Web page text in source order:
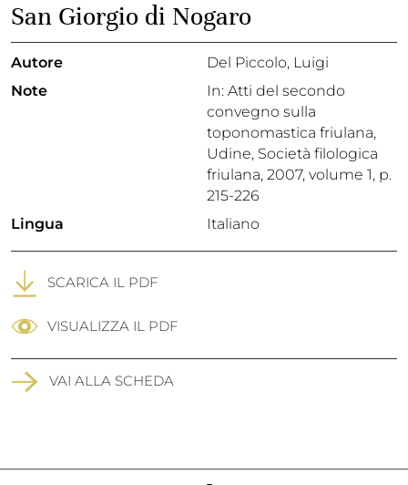
San Giorgio di Nogaro
Autore
Del Piccolo, Luigi
Note
In: Atti del secondo
convegno sulla
toponomastica friulana,
Udine, Società filologica
friulana, 2007, volume 1, p.
215-226
Lingua
Italiano
SCARICA IL PDF
VISUALIZZA IL PDF
VAI ALLA SCHEDA